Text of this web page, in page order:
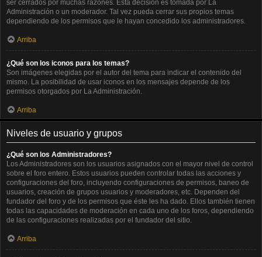
ser cerrados por muchas razones. Esta decisión es tomada por La
Administración o un moderador. Tal vez pueda cerrar sus propios temas
dependiendo de los permisos que le hayan concedido los administradores.
Arriba
¿Qué son los iconos para los temas?
Son imágenes elegidas por el autor del tema para indicar el contenido del
mismo. La posibilidad de usar iconos en los mensajes depende de los
permisos otorgados por La Administración.
Arriba
Niveles de usuario y grupos
¿Qué son los Administradores?
Los Administradores son los usuarios asignados con el mayor nivel de control
sobre el foro entero. Estos usuarios pueden controlar todas las acciones y
configuraciones del foro, incluyendo configuraciones de permisos, baneo de
usuarios, creación de grupos usuarios y moderadores, etc. Dependen del
fundador del foro y de los permisos que éste les ha dado. Ellos también tienen
todas las capacidades de moderación en cada uno de los foros, dependiendo
de las configuraciones realizadas por el fundador del sitio.
Arriba